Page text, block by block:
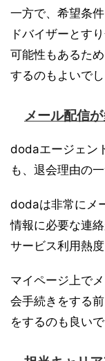
一方で、希望条
ドバイザーとす
可能性もあるた
するのもよいでし
メール配信
dodaエージェン
も、退会理由の一
dodaは非常にメ
情報に必要な連
サービス利用熱
マイページ上で
会手続きをする
をするのも良いで